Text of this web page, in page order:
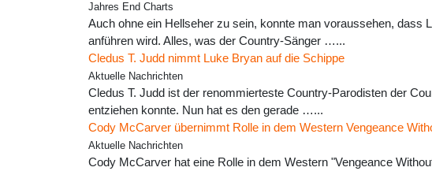
Jahres End Charts
Auch ohne ein Hellseher zu sein, konnte man voraussehen,
anführen wird. Alles, was der Country-Sänger …...
Cledus T. Judd nimmt Luke Bryan auf die Schippe
Aktuelle Nachrichten
Cledus T. Judd ist der renommierteste Country-Parodisten der
entziehen konnte. Nun hat es den gerade …...
Cody McCarver übernimmt Rolle in dem Western Vengeance
Aktuelle Nachrichten
Cody McCarver hat eine Rolle in dem Western "Vengeance